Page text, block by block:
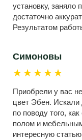
установку, заняло
достаточно
Результатом
Симоновы
★★★★★
Приобрели у вас
цвет Эбен. Искали
по поводу того,
полом и
интересную